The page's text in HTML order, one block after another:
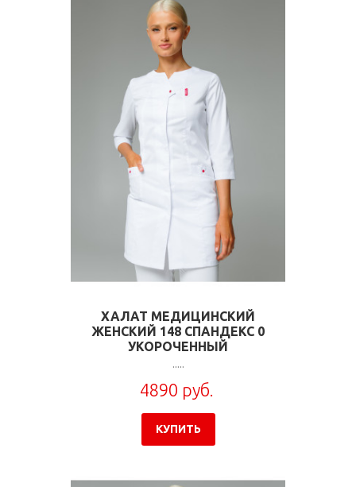
ХАЛАТ МЕДИЦИНСКИЙ
ЖЕНСКИЙ 148 СПАНДЕКС 0
УКОРОЧЕННЫЙ
.....
4890 руб.
КУПИТЬ